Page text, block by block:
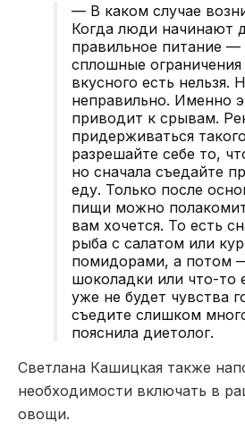
— В каком случае
Когда люди начинают
правильное питание —
сплошные ограничения
вкусного есть нельзя.
неправильно. Именно
приводит к срывам.
придерживаться
разрешайте себе то,
но сначала съедайте
еду. Только после
пищи можно
вам хочется. То есть
рыба с салатом или
помидорами, а потом
шоколадки или что-то
уже не будет чувства
съедите слишком
пояснила диетолог.
Светлана Кашицкая также
необходимости включать в
овощи.